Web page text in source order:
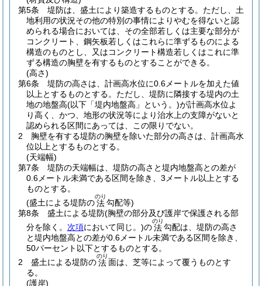
第5条
堤防は、盛土により築造するものとする。 ただし、土
地利用の状況その他の特別の事情によりやむを得ないと認
められる場合においては、その全部若しくは主要な部分が
コンクリート、鋼矢板若しくはこれらに準ずるものによる
構造のものとし、又はコンクリート構造若しくはこれに準
ずる構造の胸壁を有するものとすることができる。
(高さ)
第6条
堤防の高さは、計画高水位に0.6メートルを加えた値
以上とするものとする。 ただし、堤防に隣接する堤内の土
地の地盤高(以下「堤内地盤高」という。)が計画高水位よ
り高く、かつ、地形の状況等により治水上の支障がないと
認められる区間にあっては、この限りでない。
2
胸壁を有する堤防の胸壁を除いた部分の高さは、計画高水
位以上とするものとする。
(天端幅)
第7条
堤防の天端幅は、堤防の高さと堤内地盤高との差が
0.6メートル未満である区間を除き、3メートル以上とする
ものとする。
(盛土による堤防の法
のり
勾配等)
第8条
盛土による堤防(胸壁の部分及び護岸で保護される部
分を除く。 次項において同じ。)の法
のり
勾配は、堤防の高さ
と堤内地盤高との差が0.6メートル未満である区間を除き、
50パーセント以下とするものとする。
2
盛土による堤防の法
のり
面は、芝等によって覆うものとす
る。
(護岸)